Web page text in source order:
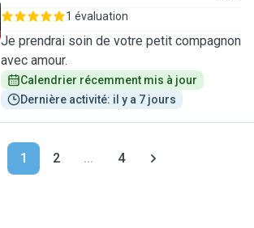
1 évaluation
Je prendrai soin de votre petit compagnon
avec amour.
Calendrier récemment mis à jour
Dernière activité: il y a 7 jours
1 2 ... 4